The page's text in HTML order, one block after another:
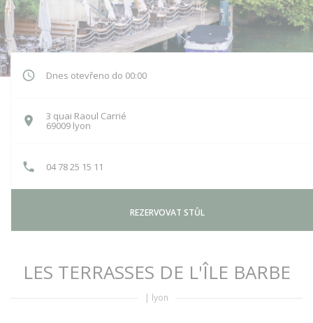
Dnes otevřeno do 00:00
3 quai Raoul Carrié
69009 lyon
04 78 25 15 11
REZERVOVAT STŮL
LES TERRASSES DE L'ÎLE BARBE
| lyon